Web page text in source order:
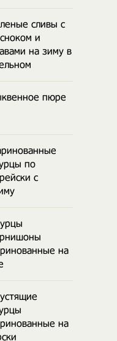
сливы с
и
на зиму в
пюре
по
с
на
на